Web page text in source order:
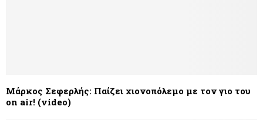
Μάρκος Σεφερλής: Παίζει χιονοπόλεμο με τον γιο του
on air! (video)